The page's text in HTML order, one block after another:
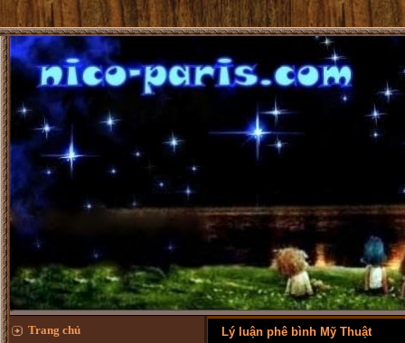
Trang chủ Lý luận phê bình Mỹ Thuật